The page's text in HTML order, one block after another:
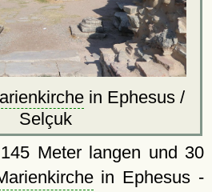
in Ephesus /
Selçuk
Meter langen und 30
in Ephesus -